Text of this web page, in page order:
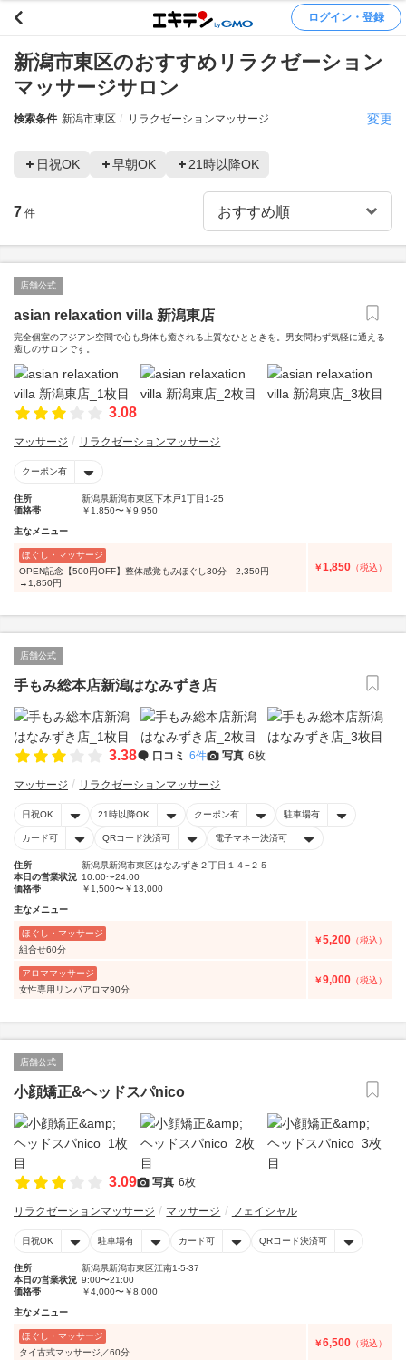
ログイン・登録
新潟市東区のおすすめリラクゼーション
マッサージサロン
検索条件 新潟市東区 リラクゼーションマッサージ 変更
日祝OK 早朝OK 21時以降OK
7 件
店舗公式
asian relaxation villa 新潟東店
完全個室のアジアン空間で心も身体も癒される上質なひとときを。男女問わず気軽に通える
癒しのサロンです。
3.08
マッサージ リラクゼーションマッサージ
クーポン有
住所
新潟県新潟市東区下木戸1丁目1-25
価格帯
￥1,850〜￥9,950
主なメニュー
ほぐし・マッサージ
OPEN記念【500円OFF】整体感覚もみほぐし30分 2,350円
→1,850円
￥1,850 （税込）
店舗公式
手もみ総本店新潟はなみずき店
3.38 口コミ 6件 写真 6枚
マッサージ リラクゼーションマッサージ
日祝OK 21時以降OK クーポン有 駐車場有
カード可 QRコード決済可 電子マネー決済可
住所
新潟県新潟市東区はなみずき２丁目１４−２５
本日の営業状況 10:00〜24:00
価格帯
￥1,500〜￥13,000
主なメニュー
ほぐし・マッサージ
組合せ60分
￥5,200 （税込）
アロママッサージ
女性専用リンパアロマ90分
￥9,000 （税込）
店舗公式
小顔矯正&ヘッドスパnico
3.09 写真 6枚
リラクゼーションマッサージ マッサージ フェイシャル
日祝OK 駐車場有 カード可 QRコード決済可
住所
新潟県新潟市東区江南1-5-37
本日の営業状況 9:00〜21:00
価格帯
￥4,000〜￥8,000
主なメニュー
ほぐし・マッサージ
タイ古式マッサージ／60分
￥6,500 （税込）